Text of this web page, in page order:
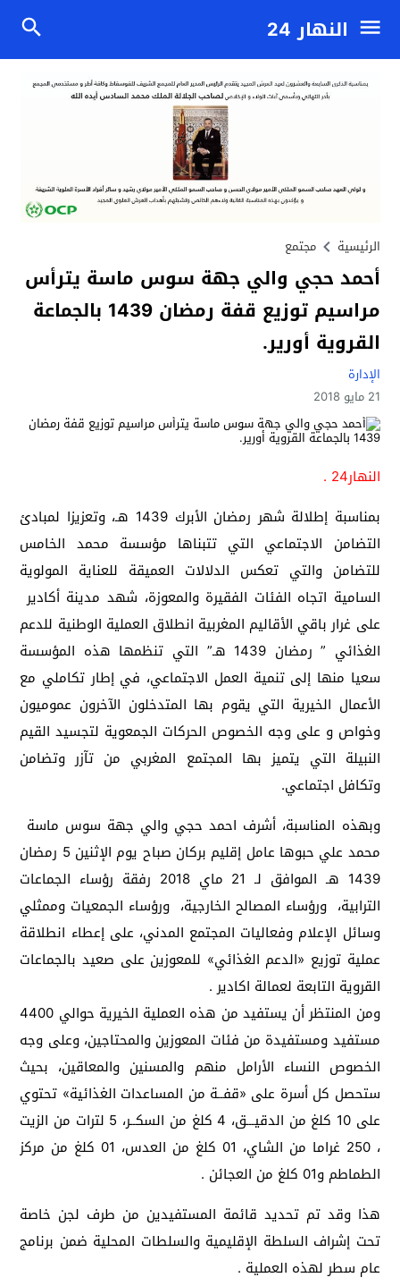
النهار 24
الرئيسية مجتمع
أحمد حجي والي جهة سوس ماسة يترأس
مراسيم توزيع قفة رمضان 1439 بالجماعة
القروية أورير.
الإدارة
21 مايو 2018
النهار24 .
بمناسبة إطلالة شهر رمضان الأبرك 1439 هـ، وتعزيزا لمبادئ
التضامن الاجتماعي التي تتبناها مؤسسة محمد الخامس
للتضامن والتي تعكس الدلالات العميقة للعناية المولوية
السامية اتجاه الفئات الفقيرة والمعوزة، شهد مدينة أكادير
على غرار باقي الأقاليم المغربية انطلاق العملية الوطنية للدعم
الغذائي ” رمضان 1439 هـ” التي تنظمها هذه المؤسسة
سعيا منها إلى تنمية العمل الاجتماعي، في إطار تكاملي مع
الأعمال الخيرية التي يقوم بها المتدخلون الآخرون عموميون
وخواص و على وجه الخصوص الحركات الجمعوية لتجسيد القيم
النبيلة التي يتميز بها المجتمع المغربي من تآزر وتضامن
وتكافل اجتماعي.
وبهذه المناسبة، أشرف احمد حجي والي جهة سوس ماسة
محمد علي حبوها عامل إقليم بركان صباح يوم الإثنين 5 رمضان
1439 هـ الموافق لـ 21 ماي 2018 رفقة رؤساء الجماعات
الترابية، ورؤساء المصالح الخارجية، ورؤساء الجمعيات وممثلي
وسائل الإعلام وفعاليات المجتمع المدني، على إعطاء انطلاقة
عملية توزيع «الدعم الغذائي» للمعوزين على صعيد بالجماعات
القروية التابعة لعمالة اكادير .
ومن المنتظر أن يستفيد من هذه العملية الخيرية حوالي 4400
مستفيد ومستفيدة من فئات المعوزين والمحتاجين، وعلى وجه
الخصوص النساء الأرامل منهم والمسنين والمعاقين، بحيث
ستحصل كل أسرة على «قفــة من المساعدات الغذائية» تحتوي
على 10 كلغ من الدقيـــق، 4 كلغ من السكــر، 5 لترات من الزيت
، 250 غراما من الشاي، 01 كلغ من العدس، 01 كلغ من مركز
الطماطم و01 كلغ من العجائن .
هذا وقد تم تحديد قائمة المستفيدين من طرف لجن خاصة
تحت إشراف السلطة الإقليمية والسلطات المحلية ضمن برنامج
عام سطر لهذه العملية .